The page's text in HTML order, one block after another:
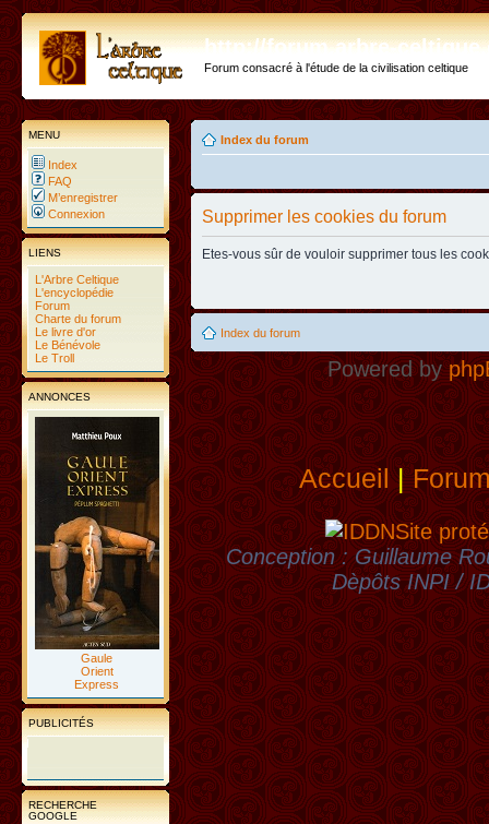
http://forum.arbre-
Forum consacré à l'étude de la civilisation celtique
MENU
Index
FAQ
M’enregistrer
Connexion
LIENS
L'Arbre Celtique
L'encyclopédie
Forum
Charte du forum
Le livre d'or
Le Bénévole
Le Troll
ANNONCES
Gaule
Orient
Express
PUBLICITÉS
RECHERCHE
GOOGLE
Index du forum
Supprimer les cookies du forum
Etes-vous sûr de vouloir supprimer tous les
Index du forum
Powered by
Accueil|
Site
Conception : Guillaume
Dèpôts INPI /